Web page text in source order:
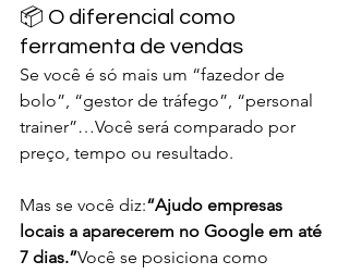
📦 O diferencial como
ferramenta de vendas
Se você é só mais um “fazedor de
bolo”, “gestor de tráfego”, “personal
trainer”…Você será comparado por
preço, tempo ou resultado.
Mas se você diz:“Ajudo empresas
locais a aparecerem no Google em até
7 dias.”Você se posiciona como